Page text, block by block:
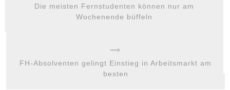
Die meisten Fernstudenten können nur am
Wochenende büffeln
FH-Absolventen gelingt Einstieg in Arbeitsmarkt am
besten